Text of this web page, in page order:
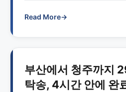
Read More→
부산에서 청주까지
탁송, 4시간 안에 완